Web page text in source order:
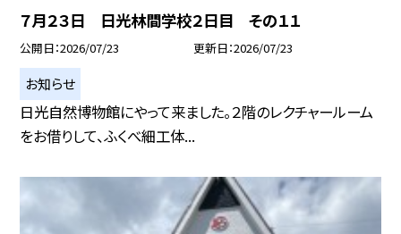
７月２３日 日光林間学校２日目 その１１
公開日 2026/07/23 更新日 2026/07/23
お知らせ
日光自然博物館にやって来ました。２階のレクチャールーム
をお借りして、ふくべ細工体...